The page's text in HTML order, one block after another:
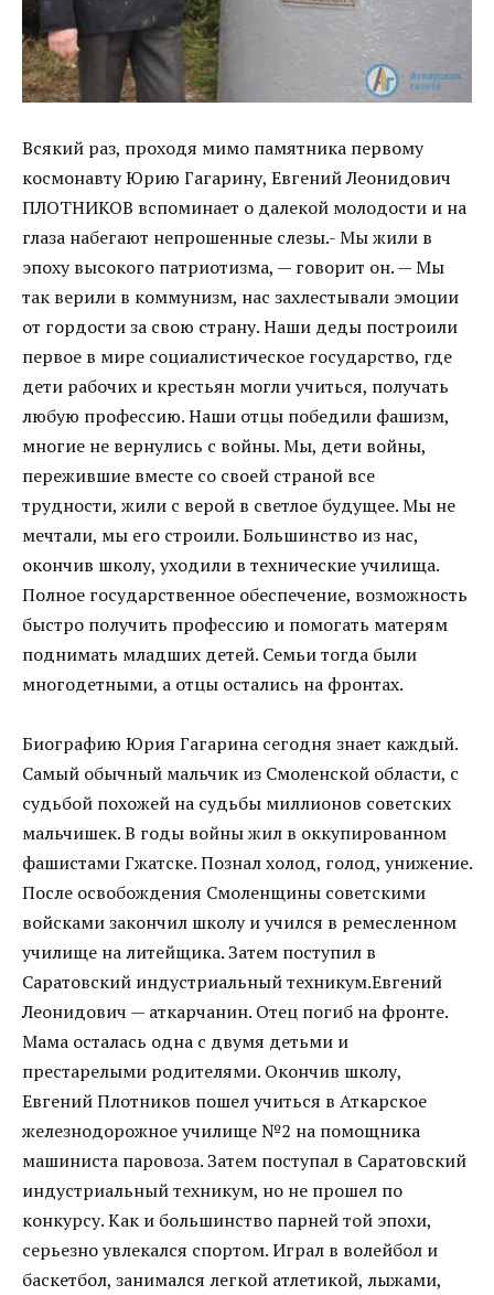
Всякий раз, проходя мимо памятника первому
космонавту Юрию Гагарину, Евгений Леонидович
ПЛОТНИКОВ вспоминает о далекой молодости и на
глаза набегают непрошенные слезы.- Мы жили в
эпоху высокого патриотизма, — говорит он. — Мы
так верили в коммунизм, нас захлестывали эмоции
от гордости за свою страну. Наши деды построили
первое в мире социалистическое государство, где
дети рабочих и крестьян могли учиться, получать
любую профессию. Наши отцы победили фашизм,
многие не вернулись с войны. Мы, дети войны,
пережившие вместе со своей страной все
трудности, жили с верой в светлое будущее. Мы не
мечтали, мы его строили. Большинство из нас,
окончив школу, уходили в технические училища.
Полное государственное обеспечение, возможность
быстро получить профессию и помогать матерям
поднимать младших детей. Семьи тогда были
многодетными, а отцы остались на фронтах.
Биографию Юрия Гагарина сегодня знает каждый.
Самый обычный мальчик из Смоленской области, с
судьбой похожей на судьбы миллионов советских
мальчишек. В годы войны жил в оккупированном
фашистами Гжатске. Познал холод, голод, унижение.
После освобождения Смоленщины советскими
войсками закончил школу и учился в ремесленном
училище на литейщика. Затем поступил в
Саратовский индустриальный техникум.Евгений
Леонидович — аткарчанин. Отец погиб на фронте.
Мама осталась одна с двумя детьми и
престарелыми родителями. Окончив школу,
Евгений Плотников пошел учиться в Аткарское
железнодорожное училище №2 на помощника
машиниста паровоза. Затем поступал в Саратовский
индустриальный техникум, но не прошел по
конкурсу. Как и большинство парней той эпохи,
серьезно увлекался спортом. Играл в волейбол и
баскетбол, занимался легкой атлетикой, лыжами,